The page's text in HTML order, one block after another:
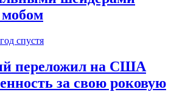
спустя
переложил на США
за свою роковую